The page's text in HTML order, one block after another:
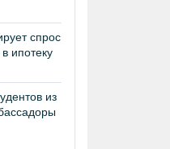
спрос
ипотеку
из